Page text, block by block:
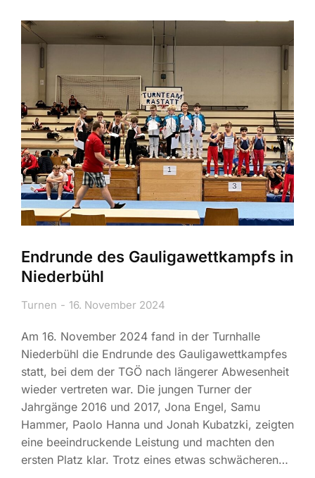
Endrunde des Gauligawettkampfs in
Niederbühl
Turnen 16. November 2024
Am 16. November 2024 fand in der Turnhalle
Niederbühl die Endrunde des Gauligawettkampfes
statt, bei dem der TGÖ nach längerer Abwesenheit
wieder vertreten war. Die jungen Turner der
Jahrgänge 2016 und 2017, Jona Engel, Samu
Hammer, Paolo Hanna und Jonah Kubatzki, zeigten
eine beeindruckende Leistung und machten den
ersten Platz klar. Trotz eines etwas schwächeren…